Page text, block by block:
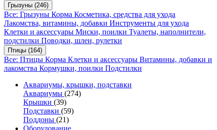
Грызуны (246)
Все: Грызуны Корма Косметика, средства для ухода
Лакомства, витамины, добавки Инструменты для ухода
Клетки и аксессуары Миски, поилки Туалеты, наполнители,
подстилки Поводки, шлеи, рулетки
Птицы (164)
Все: Птицы Корма Клетки и аксессуары Витамины, добавки и
лакомства Кормушки, поилки Подстилки
Аквариумы, крышки, подставки
Аквариумы (274)
Крышки (39)
Подставки (59)
Поддоны (21)
Оборудование